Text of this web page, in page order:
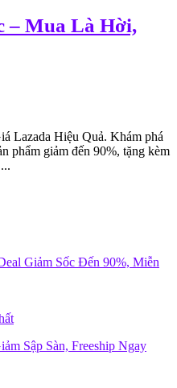
– Mua Là Hời,
Lazada Hiệu Quả. Khám phá
phẩm giảm đến 90%, tặng kèm
Giảm Sốc Đến 90%, Miễn
Sập Sàn, Freeship Ngay